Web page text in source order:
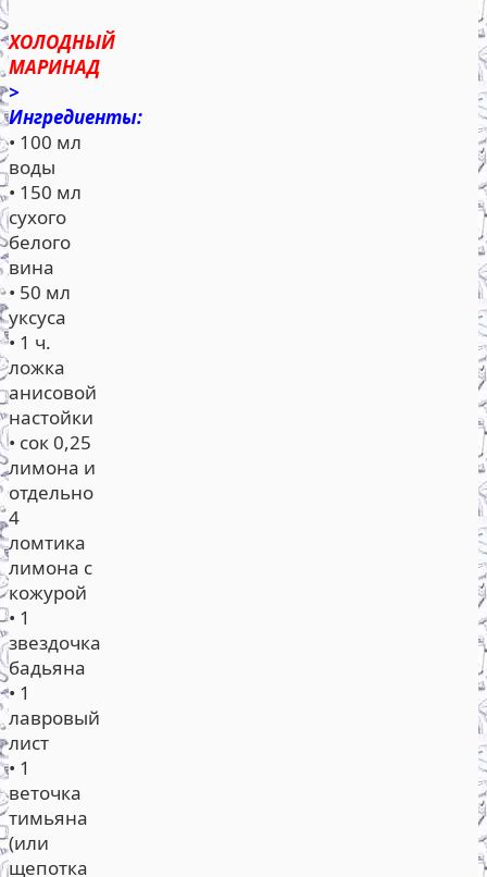
ХОЛОДНЫЙ
МАРИНАД
>
Ингредиенты:
• 100 мл
воды
• 150 мл
сухого
белого
вина
• 50 мл
уксуса
• 1 ч.
ложка
анисовой
настойки
• сок 0,25
лимона и
отдельно
4
ломтика
лимона с
кожурой
• 1
звездочка
бадьяна
• 1
лавровый
лист
• 1
веточка
тимьяна
(или
щепотка